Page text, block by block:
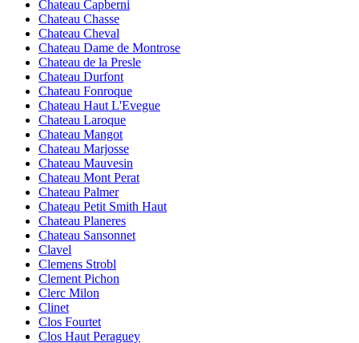
Chateau Capberni
Chateau Chasse
Chateau Cheval
Chateau Dame de Montrose
Chateau de la Presle
Chateau Durfont
Chateau Fonroque
Chateau Haut L'Evegue
Chateau Laroque
Chateau Mangot
Chateau Marjosse
Chateau Mauvesin
Chateau Mont Perat
Chateau Palmer
Chateau Petit Smith Haut
Chateau Planeres
Chateau Sansonnet
Clavel
Clemens Strobl
Clement Pichon
Clerc Milon
Clinet
Clos Fourtet
Clos Haut Peraguey